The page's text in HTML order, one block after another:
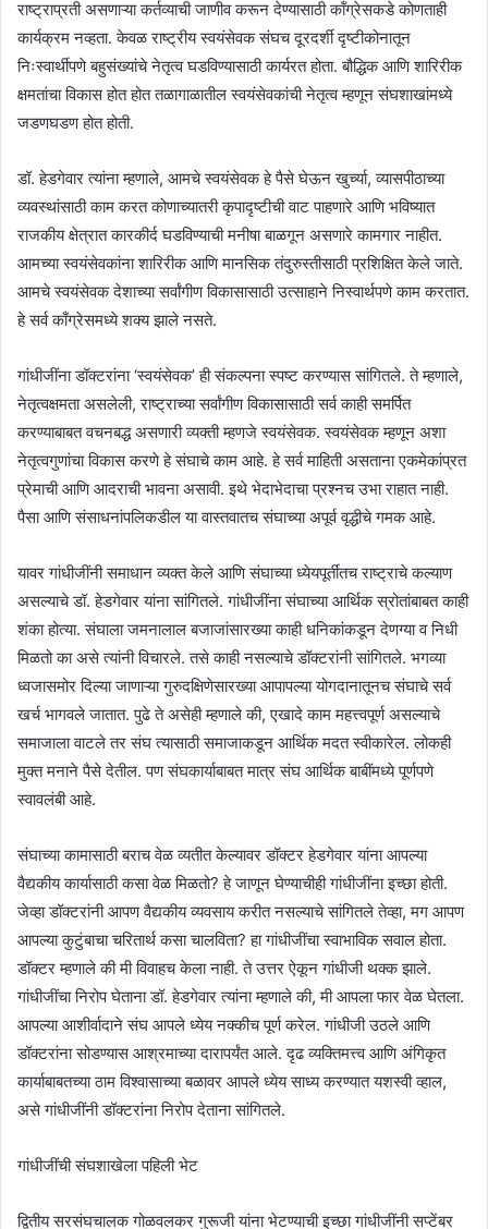
राष्ट्राप्रती असणाऱ्या कर्तव्याची जाणीव करून देण्यासाठी कॉंग्रेसकडे कोणताही
कार्यक्रम नव्हता. केवळ राष्ट्रीय स्वयंसेवक संघच दूरदर्शी दृष्टीकोनातून
निःस्वार्थीपणे बहुसंख्यांचे नेतृत्व घडविण्यासाठी कार्यरत होता. बौद्धिक आणि शारिरीक
क्षमतांचा विकास होत होत तळागाळातील स्वयंसेवकांची नेतृत्व म्हणून संघशाखांमध्ये
जडणघडण होत होती.
डॉ. हेडगेवार त्यांना म्हणाले, आमचे स्वयंसेवक हे पैसे घेऊन खुर्च्या, व्यासपीठाच्या
व्यवस्थांसाठी काम करत कोणाच्यातरी कृपादृष्टीची वाट पाहणारे आणि भविष्यात
राजकीय क्षेत्रात कारकीर्द घडविण्याची मनीषा बाळगून असणारे कामगार नाहीत.
आमच्या स्वयंसेवकांना शारिरीक आणि मानसिक तंदुरुस्तीसाठी प्रशिक्षित केले जाते.
आमचे स्वयंसेवक देशाच्या सर्वांगीण विकासासाठी उत्साहाने निस्वार्थपणे काम करतात.
हे सर्व काँग्रेसमध्ये शक्य झाले नसते.
गांधीजींना डॉक्टरांना ‘स्वयंसेवक’ ही संकल्पना स्पष्ट करण्यास सांगितले. ते म्हणाले,
नेतृत्वक्षमता असलेली, राष्ट्राच्या सर्वांगीण विकासासाठी सर्व काही समर्पित
करण्याबाबत वचनबद्ध असणारी व्यक्ती म्हणजे स्वयंसेवक. स्वयंसेवक म्हणून अशा
नेतृत्वगुणांचा विकास करणे हे संघाचे काम आहे. हे सर्व माहिती असताना एकमेकांप्रत
प्रेमाची आणि आदराची भावना असावी. इथे भेदाभेदाचा प्रश्नच उभा राहात नाही.
पैसा आणि संसाधनांपलिकडील या वास्तवातच संघाच्या अपूर्व वृद्धीचे गमक आहे.
यावर गांधीजींनी समाधान व्यक्त केले आणि संघाच्या ध्येयपूर्तीतच राष्ट्राचे कल्याण
असल्याचे डॉ. हेडगेवार यांना सांगितले. गांधीजींना संघाच्या आर्थिक स्रोतांबाबत काही
शंका होत्या. संघाला जमनालाल बजाजांसारख्या काही धनिकांकडून देणग्या व निधी
मिळतो का असे त्यांनी विचारले. तसे काही नसल्याचे डॉक्टरांनी सांगितले. भगव्या
ध्वजासमोर दिल्या जाणाऱ्या गुरुदक्षिणेसारख्या आपापल्या योगदानातूनच संघाचे सर्व
खर्च भागवले जातात. पुढे ते असेही म्हणाले की, एखादे काम महत्त्वपूर्ण असल्याचे
समाजाला वाटले तर संघ त्यासाठी समाजाकडून आर्थिक मदत स्वीकारेल. लोकही
मुक्त मनाने पैसे देतील. पण संघकार्याबाबत मात्र संघ आर्थिक बाबींमध्ये पूर्णपणे
स्वावलंबी आहे.
संघाच्या कामासाठी बराच वेळ व्यतीत केल्यावर डॉक्टर हेडगेवार यांना आपल्या
वैद्यकीय कार्यासाठी कसा वेळ मिळतो? हे जाणून घेण्याचीही गांधीजींना इच्छा होती.
जेव्हा डॉक्टरांनी आपण वैद्यकीय व्यवसाय करीत नसल्याचे सांगितले तेव्हा, मग आपण
आपल्या कुटुंबाचा चरितार्थ कसा चालविता? हा गांधीजींचा स्वाभाविक सवाल होता.
डॉक्टर म्हणाले की मी विवाहच केला नाही. ते उत्तर ऐकून गांधीजी थक्क झाले.
गांधीजींचा निरोप घेताना डॉ. हेडगेवार त्यांना म्हणाले की, मी आपला फार वेळ घेतला.
आपल्या आशीर्वादाने संघ आपले ध्येय नक्कीच पूर्ण करेल. गांधीजी उठले आणि
डॉक्टरांना सोडण्यास आश्रमाच्या दारापर्यंत आले. दृढ व्यक्तिमत्त्व आणि अंगिकृत
कार्याबाबतच्या ठाम विश्वासाच्या बळावर आपले ध्येय साध्य करण्यात यशस्वी व्हाल,
असे गांधीजींनी डॉक्टरांना निरोप देताना सांगितले.
गांधीजींची संघशाखेला पहिली भेट
द्वितीय सरसंघचालक गोळवलकर गुरूजी यांना भेटण्याची इच्छा गांधीजींनी सप्टेंबर